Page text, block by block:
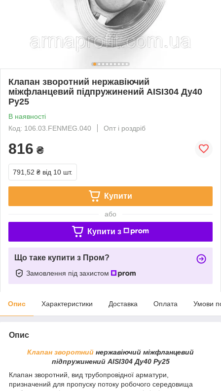
Клапан зворотний нержавіючий
міжфланцевий підпружинений AISI304 Ду40
Ру25
В наявності
Код: 106.03.FENMEG.040
Опт і роздріб
816 ₴
791,52 ₴ від 10 шт.
Купити
або
Купити з
Що таке купити з Пром?
Замовлення під захистом
Опис Характеристики Доставка Оплата Умови
Опис
Клапан зворотний нержавіючий міжфланцевий
підпружинений AISI304 Ду40 Ру25
Клапан зворотний, вид трубопровідної арматури,
призначений для пропуску потоку робочого середовища